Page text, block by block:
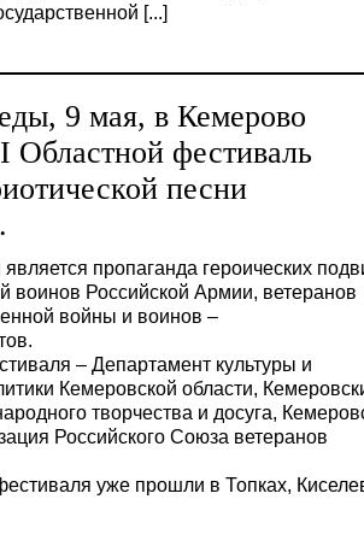
[...]
9 мая, в Кемерово
Областной фестиваль
песни
пропаганда героических
воинов Российской Армии, ветеранов
войны и воинов –
– Департамент культуры и
Кемеровской области,
творчества и досуга,
Российского Союза ветеранов
уже прошли в Топках,